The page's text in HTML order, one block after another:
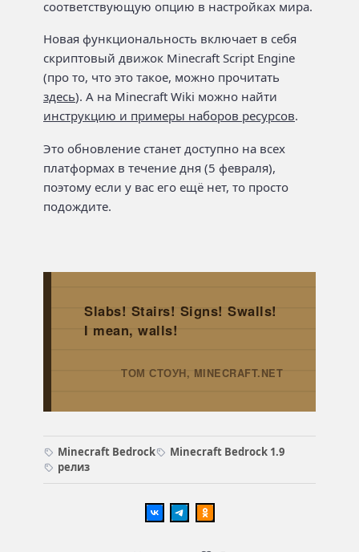
соответствующую опцию в настройках мира.
Новая функциональность включает в себя
скриптовый движок Minecraft Script Engine
(про то, что это такое, можно прочитать
здесь). А на Minecraft Wiki можно найти
инструкцию и примеры наборов ресурсов.
Это обновление станет доступно на всех
платформах в течение дня (5 февраля),
поэтому если у вас его ещё нет, то просто
подождите.
Slabs! Stairs! Signs! Swalls!
I mean, walls!
ТОМ СТОУН, MINECRAFT.NET
Minecraft Bedrock
Minecraft Bedrock 1.9
релиз